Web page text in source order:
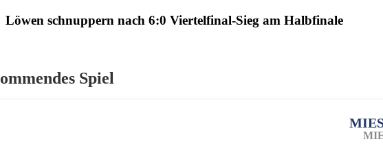
Löwen schnuppern nach 6:0 Viertelfinal-Sieg am Halbfinale
Spiel